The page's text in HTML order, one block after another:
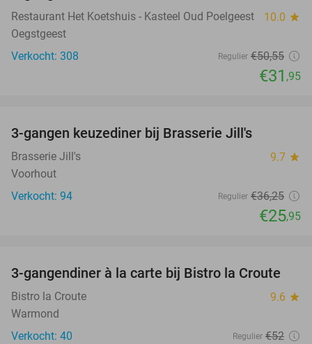
Restaurant Het Koetshuis - Kasteel Oud Poelgeest 10.0 star
Oegstgeest
Verkocht: 308
Regulier €50,55
€31 ,95
3-gangen keuzediner bij Brasserie Jill's
Brasserie Jill's 9.7 star
Voorhout
Verkocht: 94
Regulier €36,25
€25,95
42%
3-gangendiner à la carte bij Bistro la Croute
Bistro la Croute 9.6 star
Warmond
Verkocht: 40
Regulier €52